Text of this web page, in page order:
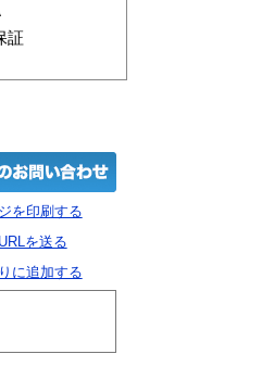
証
を印刷する
を送る
に追加する